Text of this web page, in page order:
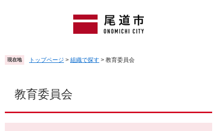
頭
で
飛
ば
現在地 トップページ > 組織で探す > 教育委員会
教育委員会